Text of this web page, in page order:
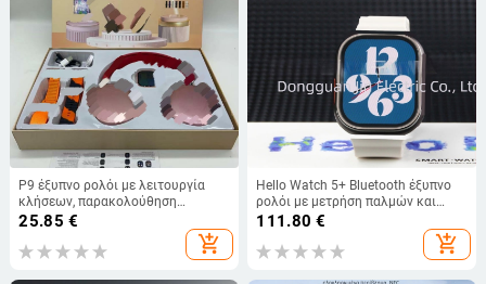
P9 έξυπνο ρολόι με λειτουργία
κλήσεων, παρακολούθηση
σφυγμών και αρτηριακής πίεσης,
παρακολούθηση ύπνου, Bluetooth,
μέτρηση βημάτων, υπενθυμίσεις,
25.85 €
add_shopping_cart
Hello Watch 5+ Bluetooth έξυπνο
ρολόι με μετρήση παλμών και
οξυγόνου στο αίμα
111.80 €
add_shopping_cart